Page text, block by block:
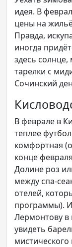
идея. В
цены на
Правда,
иногда
здесь
тарелки с
Сочинский
В феврале в
теплее
комфортная
конце
Долине роз
между спа-
отелей,
программы). И
Лермонтову
увидеть